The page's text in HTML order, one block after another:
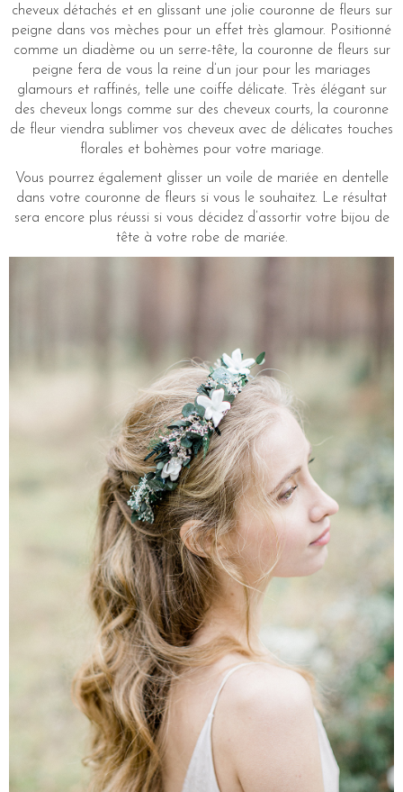
cheveux détachés et en glissant une jolie couronne de fleurs sur
peigne dans vos mèches pour un effet très glamour. Positionné
comme un diadème ou un serre-tête, la couronne de fleurs sur
peigne fera de vous la reine d’un jour pour les mariages
glamours et raffinés, telle une coiffe délicate. Très élégant sur
des cheveux longs comme sur des cheveux courts, la couronne
de fleur viendra sublimer vos cheveux avec de délicates touches
florales et bohèmes pour votre mariage.
Vous pourrez également glisser un voile de mariée en dentelle
dans votre couronne de fleurs si vous le souhaitez. Le résultat
sera encore plus réussi si vous décidez d’assortir votre bijou de
tête à votre robe de mariée.